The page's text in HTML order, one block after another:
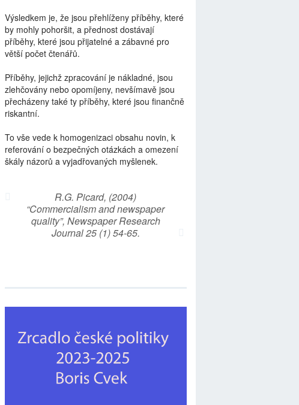
Výsledkem je, že jsou přehlíženy příběhy, které
by mohly pohoršit, a přednost dostávají
příběhy, které jsou přijatelné a zábavné pro
větší počet čtenářů.
Příběhy, jejichž zpracování je nákladné, jsou
zlehčovány nebo opomíjeny, nevšímavě jsou
přecházeny také ty příběhy, které jsou finančně
riskantní.
To vše vede k homogenizaci obsahu novin, k
referování o bezpečných otázkách a omezení
škály názorů a vyjadřovaných myšlenek.
R.G. Picard, (2004)
“Commercialism and newspaper
quality”, Newspaper Research
Journal 25 (1) 54-65.